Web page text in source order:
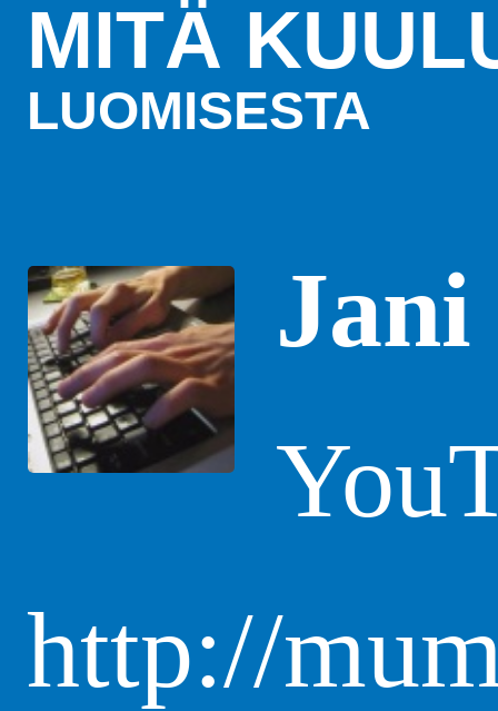
MITÄ
LUOMISESTA
Jani
http://